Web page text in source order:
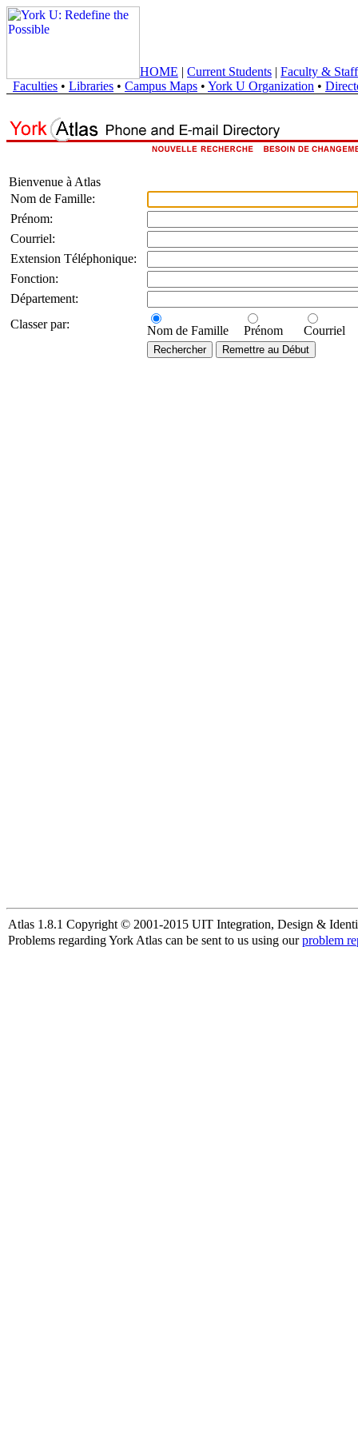
HOME | Current Students | Faculty & Staff
Faculties • Libraries • Campus Maps • York U Organization •
Bienvenue à Atlas
Nom de Famille:
Prénom:
Courriel:
Extension Téléphonique:
Fonction:
Département:
Classer par:
Nom de Famille Prénom Courriel
Atlas 1.8.1 Copyright © 2001-2015 UIT Integration, Design &
Problems regarding York Atlas can be sent to us using ourproblem